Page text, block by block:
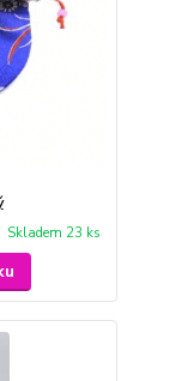
Skladem 23 ks